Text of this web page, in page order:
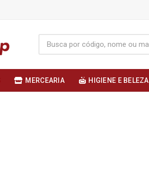
MERCEARIA HIGIENE E BELEZA